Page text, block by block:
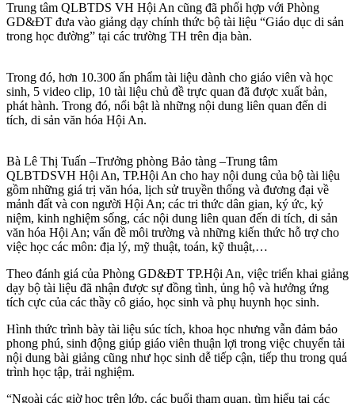
Trung tâm QLBTDS VH Hội An cũng đã phối hợp với Phòng
GD&ĐT đưa vào giảng dạy chính thức bộ tài liệu “Giáo dục di sản
trong học đường” tại các trường TH trên địa bàn.
Trong đó, hơn 10.300 ấn phẩm tài liệu dành cho giáo viên và học
sinh, 5 video clip, 10 tài liệu chủ đề trực quan đã được xuất bản,
phát hành. Trong đó, nổi bật là những nội dung liên quan đến di
tích, di sản văn hóa Hội An.
Bà Lê Thị Tuấn –Trưởng phòng Bảo tàng –Trung tâm
QLBTDSVH Hội An, TP.Hội An cho hay nội dung của bộ tài liệu
gồm những giá trị văn hóa, lịch sử truyền thống và đương đại về
mảnh đất và con người Hội An; các tri thức dân gian, ký ức, kỷ
niệm, kinh nghiệm sống, các nội dung liên quan đến di tích, di sản
văn hóa Hội An; vấn đề môi trường và những kiến thức hỗ trợ cho
việc học các môn: địa lý, mỹ thuật, toán, kỹ thuật,…
Theo đánh giá của Phòng GD&ĐT TP.Hội An, việc triển khai giảng
dạy bộ tài liệu đã nhận được sự đồng tình, ủng hộ và hưởng ứng
tích cực của các thầy cô giáo, học sinh và phụ huynh học sinh.
Hình thức trình bày tài liệu súc tích, khoa học nhưng vẫn đảm bảo
phong phú, sinh động giúp giáo viên thuận lợi trong việc chuyển tải
nội dung bài giảng cũng như học sinh dễ tiếp cận, tiếp thu trong quá
trình học tập, trải nghiệm.
“Ngoài các giờ học trên lớp, các buổi tham quan, tìm hiểu tại các